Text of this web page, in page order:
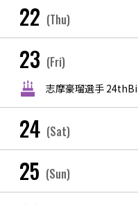
22 (Thu)
23 (Fri)
志摩豪瑠選手
24 (Sat)
25 (Sun)